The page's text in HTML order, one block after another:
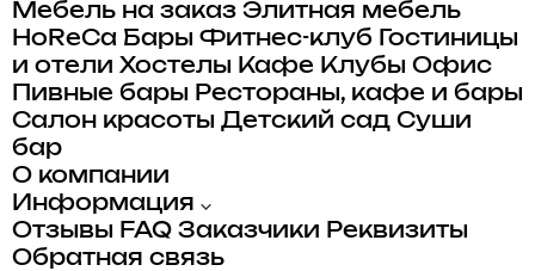
Мебель на заказ Элитная мебель
HoReCa Бары Фитнес-клуб
Гостиницы
и отели Хостелы Кафе Клубы Офис
Пивные бары Рестораны, кафе и бары
Салон красоты Детский сад Суши
бар
О компании
Информация
Отзывы FAQ Заказчики Реквизиты
Обратная связь